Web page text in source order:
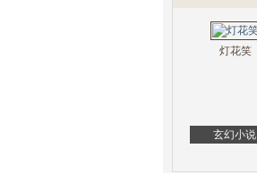
玄幻小说
灯花笑